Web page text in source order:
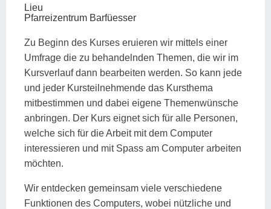
Lieu
Pfarreizentrum Barfüesser
Zu Beginn des Kurses eruieren wir mittels einer
Umfrage die zu behandelnden Themen, die wir im
Kursverlauf dann bearbeiten werden. So kann jede
und jeder Kursteilnehmende das Kursthema
mitbestimmen und dabei eigene Themenwünsche
anbringen. Der Kurs eignet sich für alle Personen,
welche sich für die Arbeit mit dem Computer
interessieren und mit Spass am Computer arbeiten
möchten.
Wir entdecken gemeinsam viele verschiedene
Funktionen des Computers, wobei nützliche und